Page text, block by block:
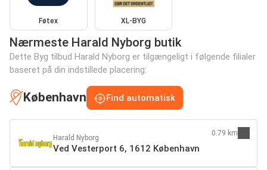
Føtex XL-BYG
Nærmeste Harald Nyborg butik
Dette Byg tilbud Harald Nyborg er tilgængeligt i følgende filialer
baseret på din indstillede placering:
København Find automatisk
Harald Nyborg
Ved Vesterport 6, 1612 København
0.79 km